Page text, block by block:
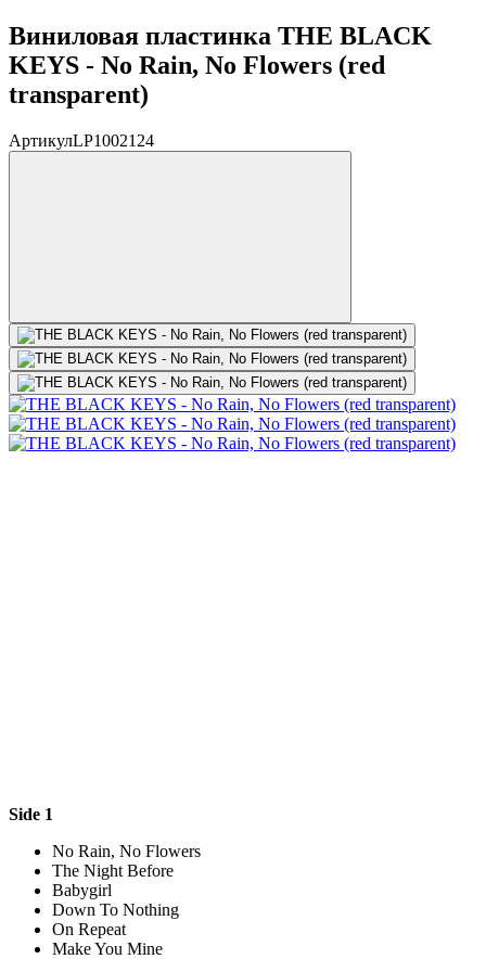
Виниловая пластинка THE BLACK
KEYS - No Rain, No Flowers (red
transparent)
АртикулLP1002124
Side 1
No Rain, No Flowers
The Night Before
Babygirl
Down To Nothing
On Repeat
Make You Mine